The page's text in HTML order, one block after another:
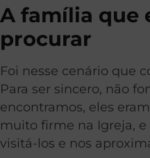
A família que
procurar
Foi nesse cenário que
Para ser sincero, não
encontramos, eles
muito firme na Igreja,
visitá-los e nos